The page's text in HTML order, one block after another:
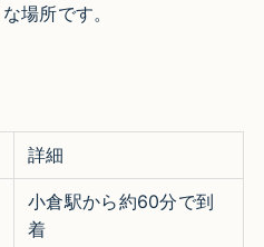
な場所です。​
詳細
小倉駅から約60分で到
着 ​